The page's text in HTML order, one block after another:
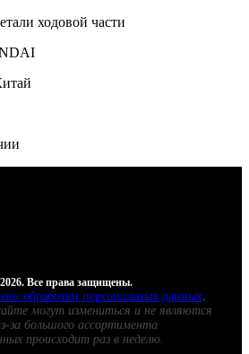
ходовой части
Все права защищены.
обработки персональных данных.
могут измениться и не являются
за большого ассортимента
происходит раз в неделю.